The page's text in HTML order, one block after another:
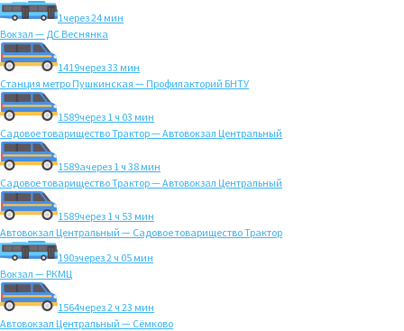
1через 24 мин
Вокзал — ДС Веснянка
1419через 33 мин
Станция метро Пушкинская — Профилакторий БНТУ
1589через 1 ч 03 мин
Садовое товарищество Трактор — Автовокзал Центральный
1589ачерез 1 ч 38 мин
Садовое товарищество Трактор — Автовокзал Центральный
1589через 1 ч 53 мин
Автовокзал Центральный — Садовое товарищество Трактор
190эчерез 2 ч 05 мин
Вокзал — РКМЦ
1564через 2 ч 23 мин
Автовокзал Центральный — Сёмково